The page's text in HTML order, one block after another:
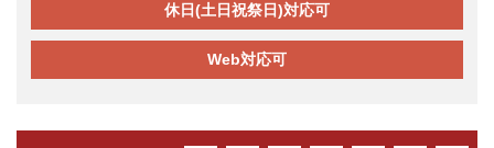
休日(土日祝祭日)対応可
Web対応可